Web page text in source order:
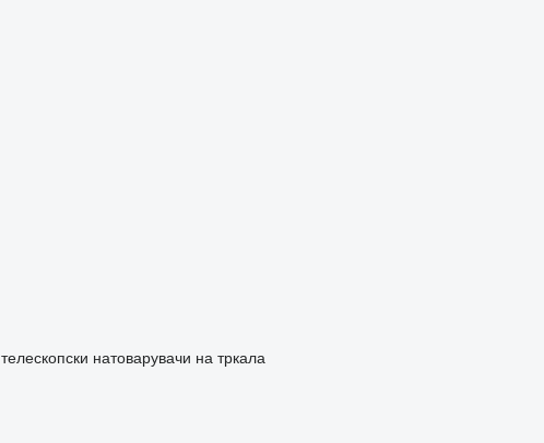
телескопски натоварувачи на тркала